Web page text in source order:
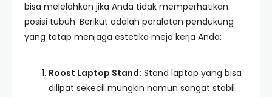
bisa melelahkan jika Anda tidak memperhatikan
posisi tubuh. Berikut adalah peralatan pendukung
yang tetap menjaga estetika meja kerja Anda:
Roost Laptop Stand: Stand laptop yang bisa
dilipat sekecil mungkin namun sangat stabil.